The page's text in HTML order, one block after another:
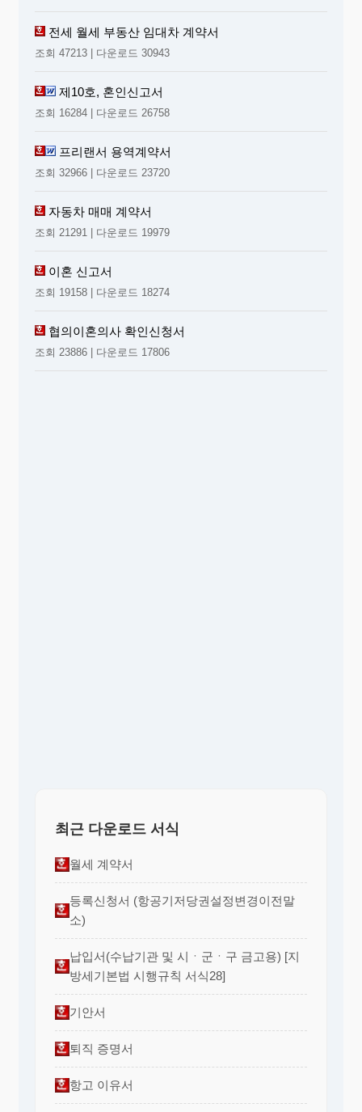
전세 월세 부동산 임대차 계약서
조회 47213 | 다운로드 30943
제10호, 혼인신고서
조회 16284 | 다운로드 26758
프리랜서 용역계약서
조회 32966 | 다운로드 23720
자동차 매매 계약서
조회 21291 | 다운로드 19979
이혼 신고서
조회 19158 | 다운로드 18274
협의이혼의사 확인신청서
조회 23886 | 다운로드 17806
최근 다운로드 서식
월세 계약서
등록신청서 (항공기저당권설정변경이전말
소)
납입서(수납기관 및 시ㆍ군ㆍ구 금고용) [지
방세기본법 시행규칙 서식28]
기안서
퇴직 증명서
항고 이유서